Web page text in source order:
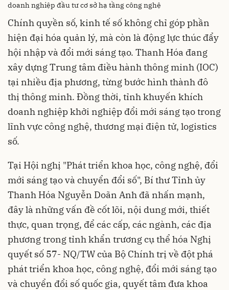
doanh nghiệp đầu tư cơ sở hạ tầng công nghệ
Chính quyền số, kinh tế số không chỉ góp phần
hiện đại hóa quản lý, mà còn là động lực thúc đẩy
hội nhập và đổi mới sáng tạo. Thanh Hóa đang
xây dựng Trung tâm điều hành thông minh (IOC)
tại nhiều địa phương, từng bước hình thành đô
thị thông minh. Đồng thời, tỉnh khuyến khích
doanh nghiệp khởi nghiệp đổi mới sáng tạo trong
lĩnh vực công nghệ, thương mại điện tử, logistics
số.
Tại Hội nghị "Phát triển khoa học, công nghệ, đổi
mới sáng tạo và chuyển đổi số", Bí thư Tỉnh ủy
Thanh Hóa Nguyễn Doãn Anh đã nhấn mạnh,
đây là những vấn đề cốt lõi, nội dung mới, thiết
thực, quan trọng, để các cấp, các ngành, các địa
phương trong tỉnh khẩn trương cụ thể hóa Nghị
quyết số 57- NQ/TW của Bộ Chính trị về đột phá
phát triển khoa học, công nghệ, đổi mới sáng tạo
và chuyển đổi số quốc gia, quyết tâm đưa khoa